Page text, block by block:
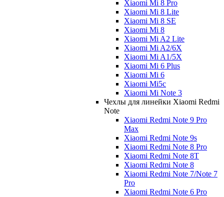
Xiaomi Mi 8 Pro
Xiaomi Mi 8 Lite
Xiaomi Mi 8 SE
Xiaomi Mi 8
Xiaomi Mi A2 Lite
Xiaomi Mi A2/6X
Xiaomi Mi A1/5X
Xiaomi Mi 6 Plus
Xiaomi Mi 6
Xiaomi Mi5c
Xiaomi Mi Note 3
Чехлы для линейки Xiaomi Redmi
Note
Xiaomi Redmi Note 9 Pro
Max
Xiaomi Redmi Note 9s
Xiaomi Redmi Note 8 Pro
Xiaomi Redmi Note 8T
Xiaomi Redmi Note 8
Xiaomi Redmi Note 7/Note 7
Pro
Xiaomi Redmi Note 6 Pro